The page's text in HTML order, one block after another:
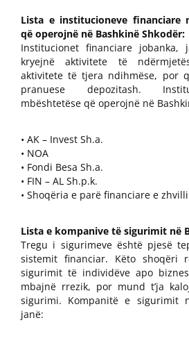
Lista e institucioneve financiare
që operojnë në Bashkinë Shkodër:
Institucionet financiare
kryejnë aktivitete të
aktivitete të tjera ndihmëse, por
pranuese depozitash.
mbështetëse që operojnë në
• AK – Invest Sh.a.
• NOA
• Fondi Besa Sh.a.
• FIN – AL Sh.p.k.
• Shoqëria e parë financiare e
Lista e kompanive të sigurimit në
Tregu i sigurimeve është pjesë
sistemit financiar. Këto shoqëri
sigurimit të individëve apo
mbajnë rrezik, por mund t’ja
sigurimi. Kompanitë e sigurimit
janë: